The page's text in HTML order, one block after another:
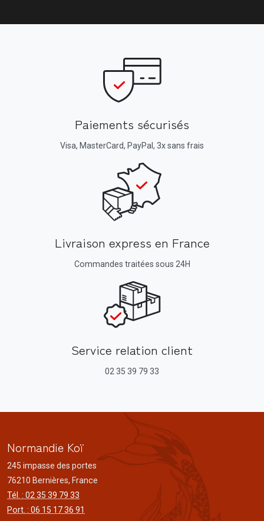
Paiements sécurisés
Visa, MasterCard, PayPal, 3x sans frais
Livraison express en France
Commandes traitées sous 24H
Service relation client
02 35 39 79 33
Normandie Koï
245 impasse des portes
76210 Bernières, France
Tél. : 02 35 39 79 33
Port. : 06 15 17 36 91